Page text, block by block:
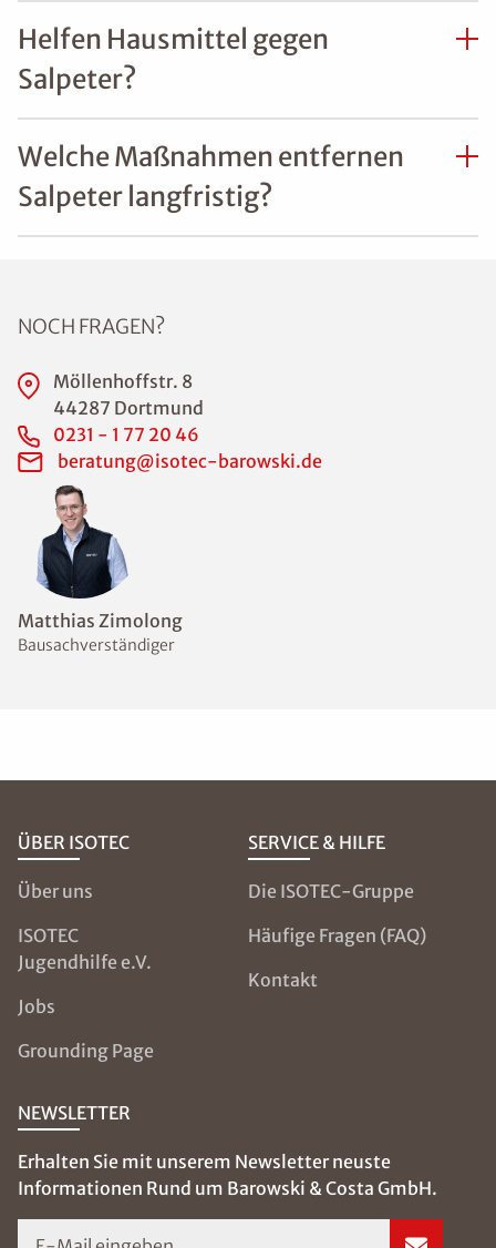
Helfen Hausmittel gegen
Salpeter?
Welche Maßnahmen entfernen
Salpeter langfristig?
Matthias Zimolong
Bausachverständiger
NOCH FRAGEN?
Möllenhoffstr. 8
44287 Dortmund
0231 - 1 77 20 46
beratung@isotec-barowski.de
ÜBER ISOTEC
Über uns
ISOTEC
Jugendhilfe e.V.
Jobs
Grounding Page
SERVICE & HILFE
Die ISOTEC-Gruppe
Häufige Fragen (FAQ)
Kontakt
NEWSLETTER
Erhalten Sie mit unserem Newsletter neuste
Informationen Rund um Barowski & Costa GmbH.